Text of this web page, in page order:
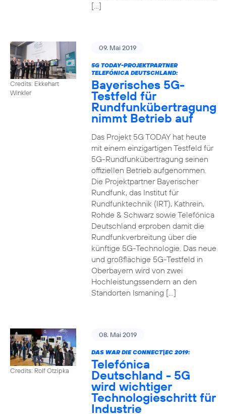
[…]
Credits: Ekkehart
Winkler
09. Mai 2019
5G TODAY-PROJEKTPARTNER
TELEFÓNICA DEUTSCHLAND:
Bayerisches 5G-
Testfeld für
Rundfunkübertragung
nimmt Betrieb auf
Das Projekt 5G TODAY hat heute
mit einem einzigartigen Testfeld für
5G-Rundfunkübertragung seinen
offiziellen Betrieb aufgenommen.
Die Projektpartner Bayerischer
Rundfunk, das Institut für
Rundfunktechnik (IRT), Kathrein,
Rohde & Schwarz sowie Telefónica
Deutschland erproben damit die
Rundfunkverbreitung über die
künftige 5G-Technologie. Das neue
und großflächige 5G-Testfeld in
Oberbayern wird von zwei
Hochleistungssendern an den
Standorten Ismaning […]
Credits: Rolf Otzipka
08. Mai 2019
DAS WAR DIE CONNECT|EC 2019:
Telefónica
Deutschland - 5G
wird wichtiger
Technologieschritt für
Industrie